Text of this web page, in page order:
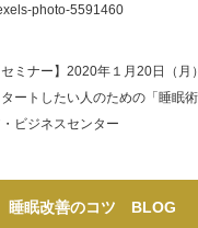
photo-5591460
セミナー】2020年１月20日（
ートしたい人のための「睡眠
ビジネスセンター
睡眠改善のコツ BLOG